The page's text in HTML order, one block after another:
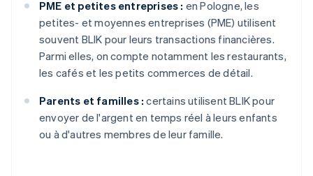
PME et petites entreprises : en Pologne, les
petites- et moyennes entreprises (PME) utilisent
souvent BLIK pour leurs transactions financières.
Parmi elles, on compte notamment les restaurants,
les cafés et les petits commerces de détail.
Parents et familles : certains utilisent BLIK pour
envoyer de l'argent en temps réel à leurs enfants
ou à d'autres membres de leur famille.